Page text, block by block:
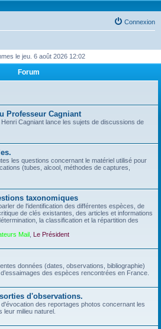
Connexion
le jeu. 6 août 2026 12:02
Forum
Professeur Cagniant
Cagniant lance les sujets de discussions de
les questions concernant le matériel utilisé pour
(tubes, alcool, méthodes de captures,
taxonomiques
de l'identification des différentes espèces, de
de clés existantes, des articles et informations
la classification et la répartition des
Mail Le Président
données (dates, observations, bibliographie)
des espèces rencontrées en France.
d'observations.
des reportages photos concernant les
milieu naturel.